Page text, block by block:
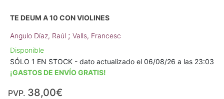
TE DEUM A 10 CON VIOLINES
Angulo Díaz, Raúl ; Valls, Francesc
Disponible
SÓLO 1 EN STOCK - dato actualizado el 06/08/26 a las 23:03
¡GASTOS DE ENVÍO GRATIS!
PVP. 38,00€